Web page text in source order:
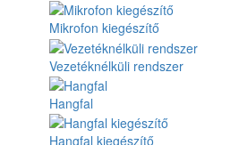
Mikrofon kiegészítő
Vezetéknélküli rendszer
Hangfal
Hangfal kiegészítő